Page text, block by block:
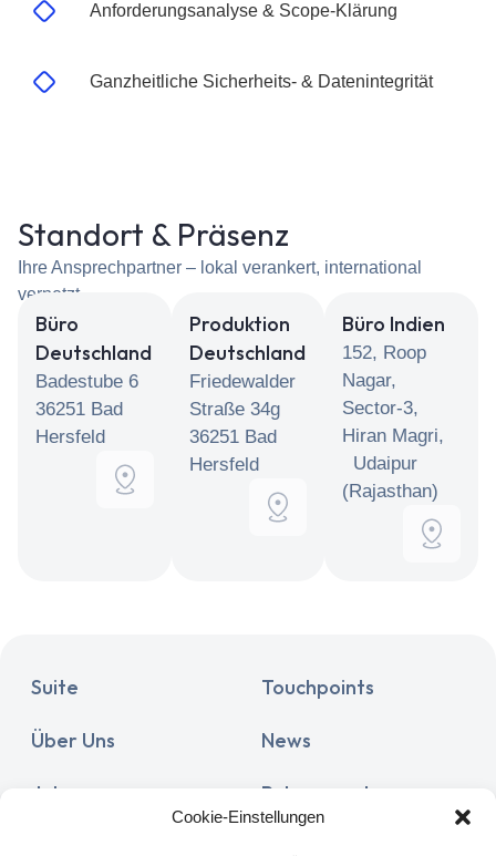
Cookie-Einstellungen
Anforderungsanalyse & Scope-Klärung
Ganzheitliche Sicherheits- & Datenintegrität
Standort & Präsenz
Ihre Ansprechpartner – lokal verankert, international
vernetzt.
Büro
Deutschland
Badestube 6
36251 Bad
Hersfeld
Produktion
Deutschland
Friedewalder
Straße 34g
36251 Bad
Hersfeld
Büro Indien
152, Roop
Nagar,
Sector-3,
Hiran Magri,
Udaipur
(Rajasthan)
Suite Touchpoints
Über Uns News
Jobs Release notes